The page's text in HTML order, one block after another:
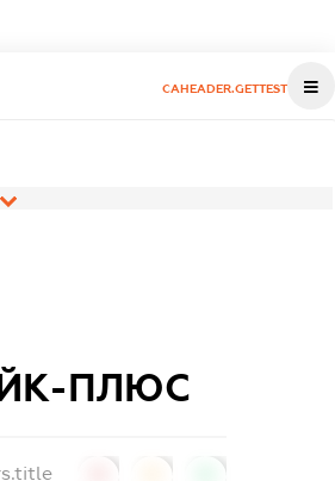
CAHEADER.GETTEST
ПЛЮС